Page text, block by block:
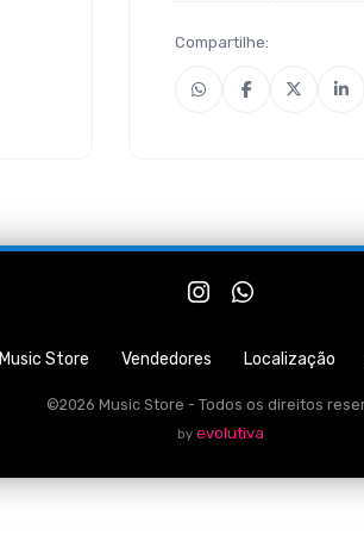
Compartilhe:
Music Store Vendedores Localização
©2026 Music Store - Todos os direitos
by evolutiva